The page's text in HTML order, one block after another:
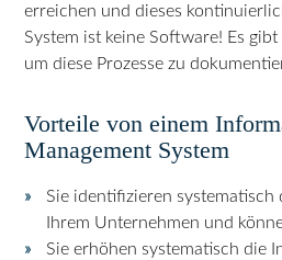
erreichen und dieses
System ist keine Software! Es
um diese Prozesse zu
Vorteile von einem
Management System
Sie identifizieren systematisch
Ihrem Unternehmen und
Sie erhöhen systematisch die